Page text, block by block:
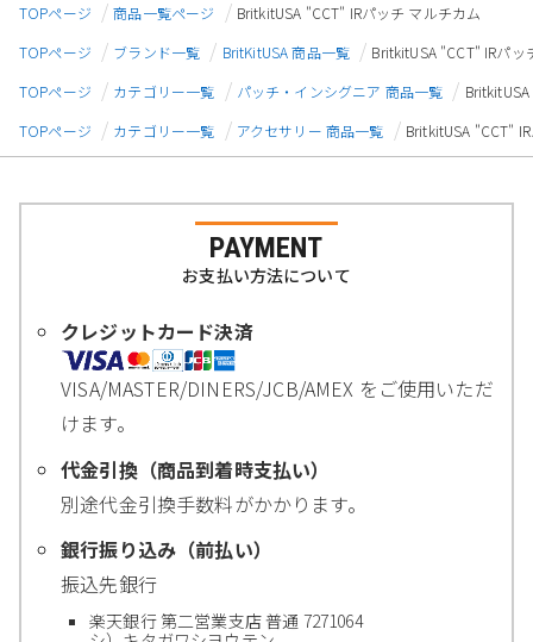
TOPページ 商品一覧ページ
BritkitUSA "CCT" IRパッチ マルチカム
TOPページ
ブランド一覧 BritKitUSA 商品一覧
BritkitUSA "CCT" IRパッ
TOPページ
カテゴリー一覧 パッチ・インシグニア 商品一覧
TOPページ
カテゴリー一覧 アクセサリー 商品一覧 BritkitUSA "CCT"
PAYMENT
お支払い方法について
クレジットカード決済
VISA/MASTER/DINERS/JCB/AMEX をご使用いただ
けます。
代金引換（商品到着時支払い）
別途代金引換手数料がかかります。
銀行振り込み（前払い）
振込先銀行
楽天銀行 第二営業支店 普通 7271064